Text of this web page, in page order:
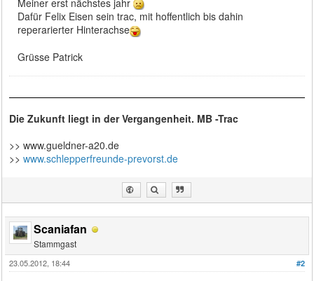
Dafür Felix Eisen sein trac, mit hoffentlich bis dahin
reperarierter Hinterachse
Grüsse Patrick
Die Zukunft liegt in der Vergangenheit. MB -Trac
>> www.gueldner-a20.de
>>www.schlepperfreunde-prevorst.de
Scaniafan
Stammgast
#2
23.05.2012, 18:44